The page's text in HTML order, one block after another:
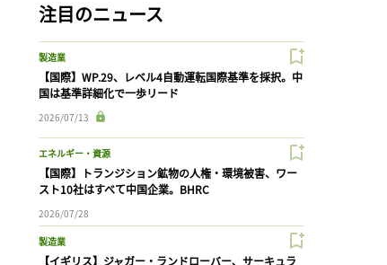
注目のニュース
製造業
【国際】WP.29、レベル4自動運転国際基準を採択。中
国は基準詳細化で一歩リード
2026/07/13
エネルギー・資源
【国際】トランジション鉱物の人権・環境被害、ワー
スト10社はすべて中国企業。BHRC
2026/07/28
製造業
【イギリス】ジャガー・ランドローバー、サーキュラ